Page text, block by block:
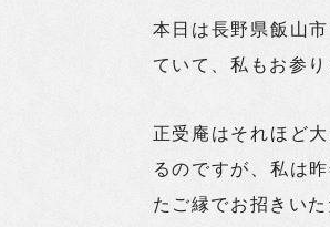
本日は長野県飯山
ていて、私もお参
正受庵はそれほど
るのですが、私は
たご縁でお招きい